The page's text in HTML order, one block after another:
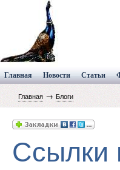
Главная Новости Статьи
Главная → Блоги
Ссылки